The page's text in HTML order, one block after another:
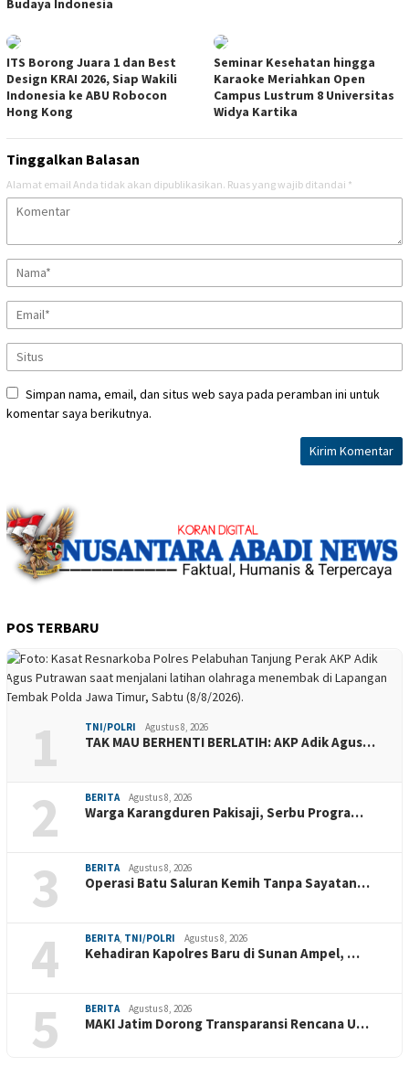
ITS Borong Juara 1 dan Best
Design KRAI 2026, Siap Wakili
Indonesia ke ABU Robocon
Hong Kong
Seminar Kesehatan hingga
Karaoke Meriahkan Open
Campus Lustrum 8 Universitas
Widya Kartika
Tinggalkan Balasan
Alamat email Anda tidak akan dipublikasikan. Ruas yang wajib ditandai *
Simpan nama, email, dan situs web saya pada peramban ini untuk
komentar saya berikutnya.
POS TERBARU
1 TNI/POLRI Agustus 8, 2026
TAK MAU BERHENTI BERLATIH: AKP Adik Agus…
2 BERITA Agustus 8, 2026
Warga Karangduren Pakisaji, Serbu Progra…
3 BERITA Agustus 8, 2026
Operasi Batu Saluran Kemih Tanpa Sayatan…
4 BERITA, TNI/POLRI Agustus 8, 2026
Kehadiran Kapolres Baru di Sunan Ampel, …
5 BERITA Agustus 8, 2026
MAKI Jatim Dorong Transparansi Rencana U…